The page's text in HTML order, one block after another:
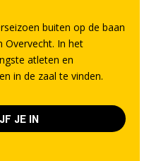
buiten op de baan
Overvecht. In het
atleten en
in de zaal te vinden.
JE IN